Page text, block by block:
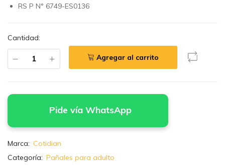
RS P N° 6749-ES0136
Cantidad:
Agregar al carrito
Pide vía WhatsApp
Marca: Cotidian
Categoría: Pañales para adulto